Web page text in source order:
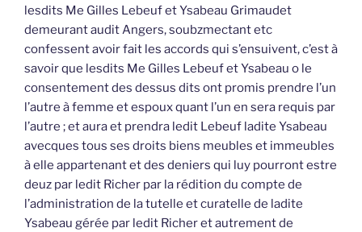
lesdits Me Gilles Lebeuf et Ysabeau Grimaudet
demeurant audit Angers, soubzmectant etc
confessent avoir fait les accords qui s’ensuivent, c’est à
savoir que lesdits Me Gilles Lebeuf et Ysabeau o le
consentement des dessus dits ont promis prendre l’un
l’autre à femme et espoux quant l’un en sera requis par
l’autre ; et aura et prendra ledit Lebeuf ladite Ysabeau
avecques tous ses droits biens meubles et immeubles
à elle appartenant et des deniers qui luy pourront estre
deuz par ledit Richer par la rédition du compte de
l’administration de la tutelle et curatelle de ladite
Ysabeau gérée par ledit Richer et autrement de